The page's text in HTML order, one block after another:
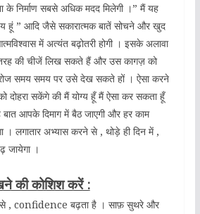
निर्माण सबसे अधिक मदद मिलेगी ।” मैं यह
हूं ” आदि जैसे सकारात्मक बातें सोचने और खुद
में अत्यंत बढ़ोतरी होगी । इसके अलावा
की चीजें लिख सकते हैं और उस कागज़ को
समय समय पर उसे देख सकते हों । ऐसा करने
दोहरा सकेंगे की मैं योग्य हूँ मैं ऐसा कर सकता हूँ
आपके दिमाग में बैठ जाएगी और हर काम
लगातार अभ्यास करने से , थोड़े ही दिन में ,
जायेगा ।
की कोशिश करें :
से , confidence बढ़ता है । साफ़ सुथरे और